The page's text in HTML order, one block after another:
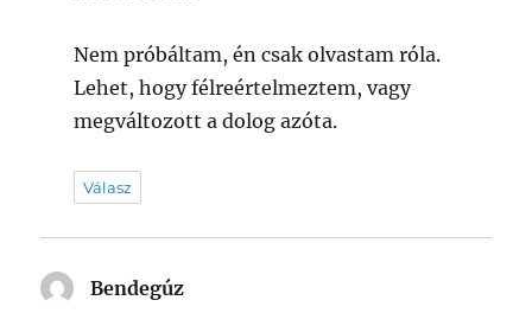
Nem próbáltam, én csak olvastam róla.
Lehet, hogy félreértelmeztem, vagy
megváltozott a dolog azóta.
Válasz
Bendegúz